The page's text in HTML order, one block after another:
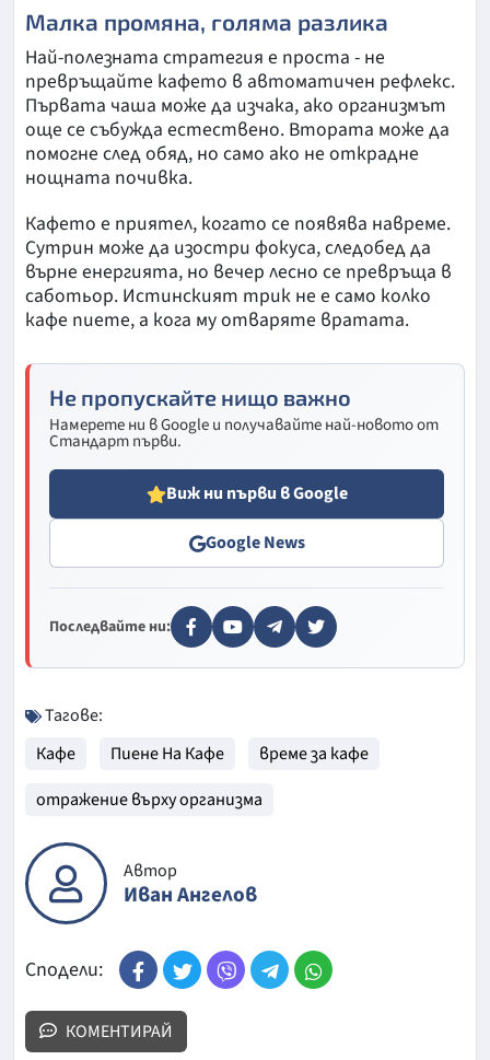
Малка промяна, голяма разлика
Най-полезната стратегия е проста - не
превръщайте кафето в автоматичен рефлекс.
Първата чаша може да изчака, ако организмът
още се събужда естествено. Втората може да
помогне след обяд, но само ако не открадне
нощната почивка.
Кафето е приятел, когато се появява навреме.
Сутрин може да изостри фокуса, следобед да
върне енергията, но вечер лесно се превръща в
саботьор. Истинският трик не е само колко
кафе пиете, а кога му отваряте вратата.
Не пропускайте нищо важно
Намерете ни в Google и получавайте най-новото от
Стандарт първи.
Виж ни първи в Google
Google News
Последвайте ни:
Тагове:
Кафе
Пиене На Кафе
време за кафе
отражение върху организма
Автор
Иван Ангелов
Сподели:
КОМЕНТИРАЙ